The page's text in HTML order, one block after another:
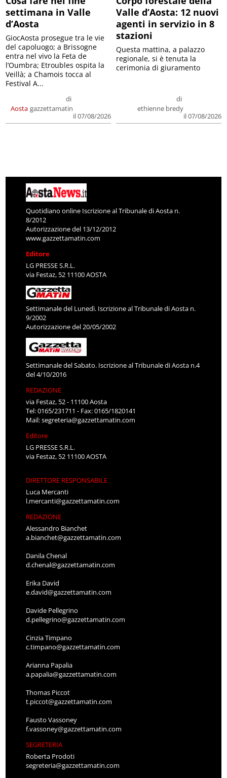
settimana in Valle
d’Aosta
Aosta
di
gazzettamatin
il 07/08/2026
GiocAosta prosegue tra le vie
del capoluogo; a Brissogne
entra nel vivo la Feta de
l’Oumbra; Etroubles ospita la
Veillà; a Chamois tocca al
Festival A...
Valle d’Aosta: 12 nuovi
agenti in servizio in 8
stazioni
di
ethienne bredy
il 07/08/2026
Questa mattina, a palazzo
regionale, si è tenuta la
cerimonia di giuramento
Quotidiano online Iscrizione al Tribunale di Aosta n.
8/2012
Autorizzazione del 13/12/2012
www.gazzettamatin.com
Editore
LG PRESSE S.R.L.
via Festaz, 52 11100 AOSTA
Settimanale del Lunedì. Iscrizione al Tribunale di Aosta n.
9/2002
Autorizzazione del 20/05/2002
Settimanale del Sabato. Iscrizione al Tribunale di Aosta n.4
del 4/10/2016
REDAZIONE
via Festaz, 52 - 11100 Aosta
Tel: 0165/231711 - Fax: 0165/1820141
Mail:segreteria@gazzettamatin.com
Editore
LG PRESSE S.R.L.
via Festaz, 52 11100 AOSTA
DIRETTORE RESPONSABILE
Luca Mercanti
l.mercanti@gazzettamatin.com
REDAZIONE
Alessandro Bianchet
a.bianchet@gazzettamatin.com
Danila Chenal
d.chenal@gazzettamatin.com
Erika David
e.david@gazzettamatin.com
Davide Pellegrino
d.pellegrino@gazzettamatin.com
Cinzia Timpano
c.timpano@gazzettamatin.com
Arianna Papalia
a.papalia@gazzettamatin.com
Thomas Piccot
t.piccot@gazzettamatin.com
Fausto Vassoney
f.vassoney@gazzettamatin.com
SEGRETERIA
Roberta Prodoti
segreteria@gazzettamatin.com